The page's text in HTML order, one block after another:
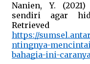
Nanien, Y.
sendiri agar
https://
ntingnya-
bahagia-ini-